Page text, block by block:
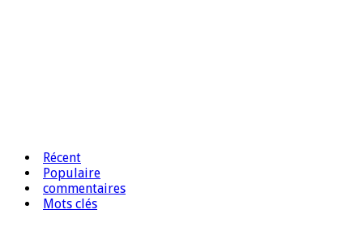
Récent
Populaire
commentaires
Mots clés